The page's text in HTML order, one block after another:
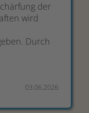
der
wird
Durch
03.06.2026